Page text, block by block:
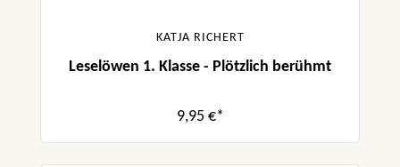
KATJA RICHERT
Leselöwen 1. Klasse - Plötzlich berühmt
9,95 €*